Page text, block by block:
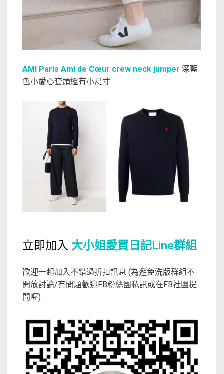
AMI Paris Ami de Cœur crew neck jumper 深藍
色小愛心套頭還有小尺寸
立即加入 大小姐愛買日記Line群組
歡迎一起加入不錯過折扣訊息 (為避免洗版群組不
開放討論/有問題歡迎FB粉絲團私訊或在FB社團提
問喔)